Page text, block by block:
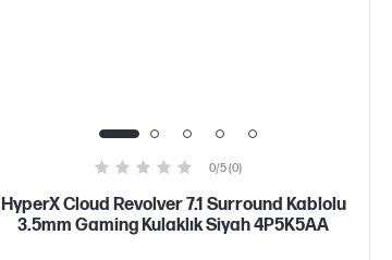
0/5 (0)
HyperX Cloud Revolver 7.1 Surround Kablolu
3.5mm Gaming Kulaklık Siyah 4P5K5AA